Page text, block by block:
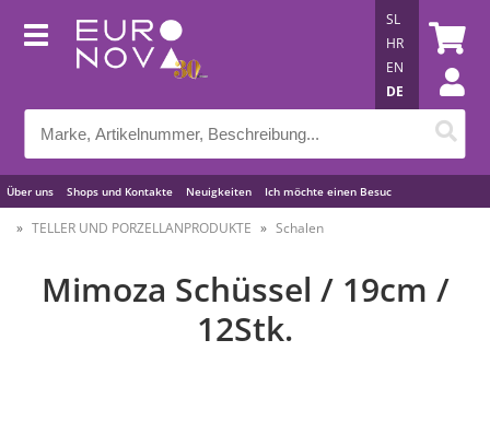
Über uns Shops und Kontakte Neuigkeiten Ich möchte einen Besuc
Nützliche Tipps
SL
HR
EN
DE
TELLER UND PORZELLANPRODUKTE Schalen
Mimoza Schüssel / 19cm /
12Stk.